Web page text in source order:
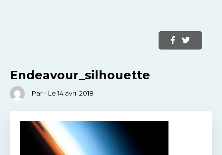
Endeavour_silhouette
Par - Le 14 avril 2018